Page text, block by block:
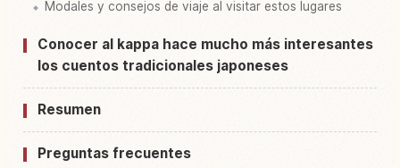
Modales y consejos de viaje al visitar estos lugares
Conocer al kappa hace mucho más interesantes
los cuentos tradicionales japoneses
Resumen
Preguntas frecuentes